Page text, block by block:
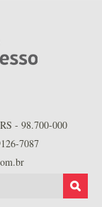
- 98.700-000
7087